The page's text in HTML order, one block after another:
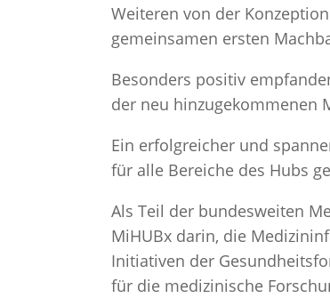
Weiteren von der
gemeinsamen ersten
Besonders positiv
der neu hinzugekommenen
Ein erfolgreicher und
für alle Bereiche des Hubs
Als Teil der bundesweiten
MiHUBx darin, die
Initiativen der
für die medizinische